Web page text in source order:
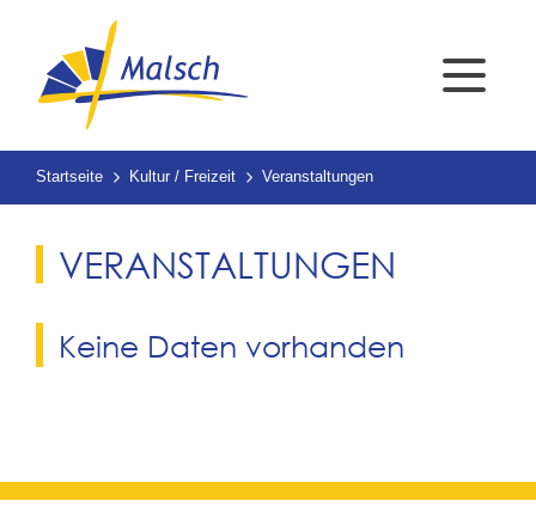
Startseite Kultur / Freizeit Veranstaltungen
VERANSTALTUNGEN
Keine Daten vorhanden